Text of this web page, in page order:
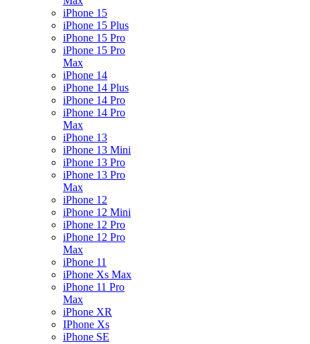
iPhone 15
iPhone 15 Plus
iPhone 15 Pro
iPhone 15 Pro
Max
iPhone 14
iPhone 14 Plus
iPhone 14 Pro
iPhone 14 Pro
Max
iPhone 13
iPhone 13 Mini
iPhone 13 Pro
iPhone 13 Pro
Max
iPhone 12
iPhone 12 Mini
iPhone 12 Pro
iPhone 12 Pro
Max
iPhone 11
iPhone Xs Max
iPhone 11 Pro
Max
iPhone XR
IPhone Xs
iPhone SE